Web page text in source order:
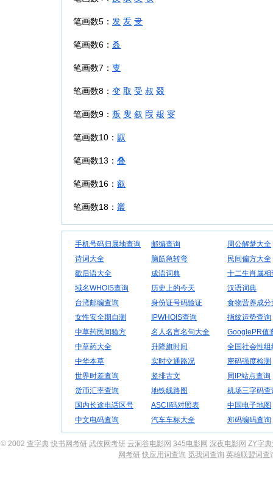
笔画数5： 发 叐 叏
笔画数6： 叒
笔画数7： 叓
笔画数8： 变 取 受 叔 叕
笔画数9： 叛 叟 叙 叚 叝 叜
笔画数10： 叞
笔画数13： 叠
笔画数16： 叡
笔画数18： 叢
手机号码归属地查询 邮编查询
周公解梦大全
诗词大全
脑筋急转弯
民间偏方大全
歇后语大全
成语词典
十二生肖属相
域名WHOIS查询
历史上的今天
汉语词典
台湾邮编查询
身份证号码验证
食物营养成分
女性安全期自测
IPWHOIS查询
指纹运势查询
中草药民间验方
名人名言名句大全
GooglePR值
中草药大全
升降旗时间
全国社会性组
中华本草
实时交通路况
密码强度检测
世界时差查询
竖排古文
同IP站点查询
货币汇率查询
地铁线路图
机场三字码查
国内长途电话区号
ASCII码对照表
中国电子地图
中文电码查询
汽车车标大全 郑码编码查询
© 2002 查字典 快书网考研 武侠网考研 云洞谷电影网 345电影网 深夜电影网 ZY字
网考研 快应用词查询 觅我词查询 英雄联盟词查